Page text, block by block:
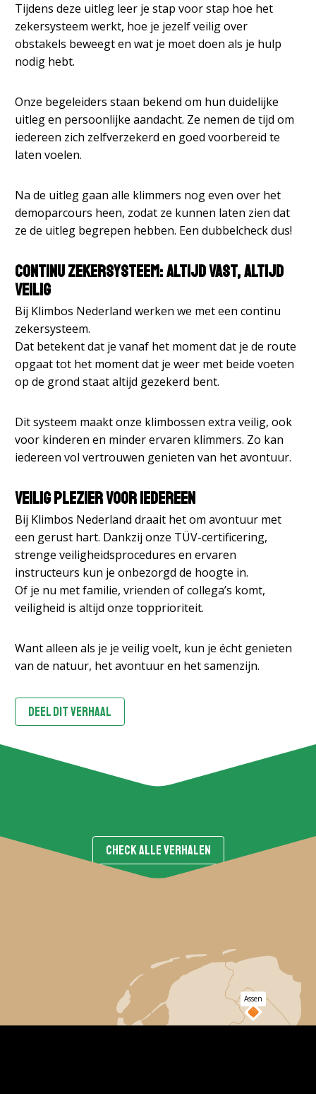
Tijdens deze uitleg leer je stap voor stap hoe het
zekersysteem werkt, hoe je jezelf veilig over
obstakels beweegt en wat je moet doen als je hulp
nodig hebt.
Onze begeleiders staan bekend om hun duidelijke
uitleg en persoonlijke aandacht. Ze nemen de tijd om
iedereen zich zelfverzekerd en goed voorbereid te
laten voelen.
Na de uitleg gaan alle klimmers nog even over het
demoparcours heen, zodat ze kunnen laten zien dat
ze de uitleg begrepen hebben. Een dubbelcheck dus!
Continu zekersysteem: Altijd vast, altijd
veilig
Bij Klimbos Nederland werken we met een continu
zekersysteem.
Dat betekent dat je vanaf het moment dat je de route
opgaat tot het moment dat je weer met beide voeten
op de grond staat altijd gezekerd bent.
Dit systeem maakt onze klimbossen extra veilig, ook
voor kinderen en minder ervaren klimmers. Zo kan
iedereen vol vertrouwen genieten van het avontuur.
Veilig plezier voor iedereen
Bij Klimbos Nederland draait het om avontuur met
een gerust hart. Dankzij onze TÜV-certificering,
strenge veiligheidsprocedures en ervaren
instructeurs kun je onbezorgd de hoogte in.
Of je nu met familie, vrienden of collega’s komt,
veiligheid is altijd onze topprioriteit.
Want alleen als je je veilig voelt, kun je écht genieten
van de natuur, het avontuur en het samenzijn.
DEEL DIT VERHAAL
CHECK ALLE VERHALEN
Assen